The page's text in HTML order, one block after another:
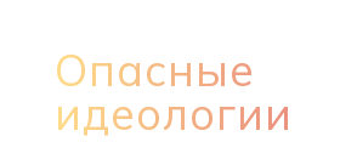
Опасные
идеологии